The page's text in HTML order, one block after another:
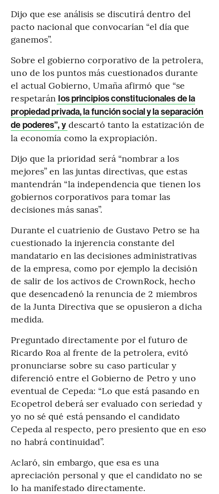
Dijo que ese análisis se discutirá dentro del
pacto nacional que convocarían “el día que
ganemos”.
Sobre el gobierno corporativo de la petrolera,
uno de los puntos más cuestionados durante
el actual Gobierno, Umaña afirmó que “se
respetarán los principios constitucionales de la
propiedad privada, la función social y la separación
de poderes”, y descartó tanto la estatización de
la economía como la expropiación.
Dijo que la prioridad será “nombrar a los
mejores” en las juntas directivas, que estas
mantendrán “la independencia que tienen los
gobiernos corporativos para tomar las
decisiones más sanas”.
Durante el cuatrienio de Gustavo Petro se ha
cuestionado la injerencia constante del
mandatario en las decisiones administrativas
de la empresa, como por ejemplo la decisión
de salir de los activos de CrownRock, hecho
que desencadenó la renuncia de 2 miembros
de la Junta Directiva que se opusieron a dicha
medida.
Preguntado directamente por el futuro de
Ricardo Roa al frente de la petrolera, evitó
pronunciarse sobre su caso particular y
diferenció entre el Gobierno de Petro y uno
eventual de Cepeda: “Lo que está pasando en
Ecopetrol deberá ser evaluado con seriedad y
yo no sé qué está pensando el candidato
Cepeda al respecto, pero presiento que en eso
no habrá continuidad”.
Aclaró, sin embargo, que esa es una
apreciación personal y que el candidato no se
lo ha manifestado directamente.